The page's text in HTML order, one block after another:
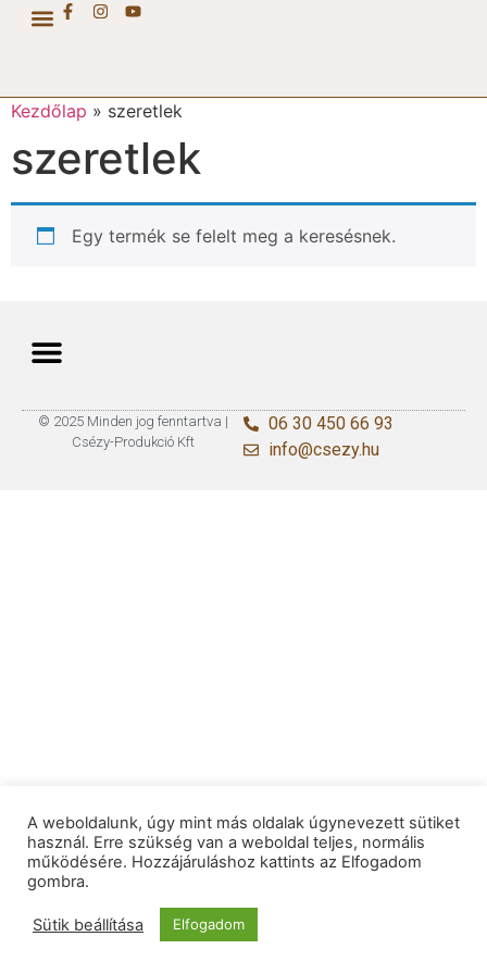
Kezdőlap » szeretlek
szeretlek
Egy termék se felelt meg a keresésnek.
© 2025 Minden jog fenntartva |
Csézy-Produkció Kft
06 30 450 66 93
info@csezy.hu
A weboldalunk, úgy mint más oldalak úgynevezett sütiket
használ. Erre szükség van a weboldal teljes, normális
működésére. Hozzájáruláshoz kattints az Elfogadom
gombra.
Sütik beállítása Elfogadom